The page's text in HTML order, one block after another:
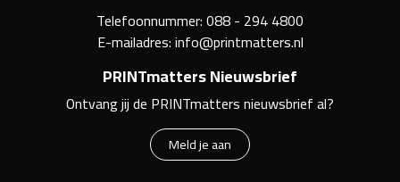
Telefoonnummer:088 - 294 4800
E-mailadres:info@printmatters.nl
PRINTmatters Nieuwsbrief
Ontvang jij de PRINTmatters nieuwsbrief al?
Meld je aan